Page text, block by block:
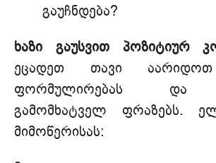
გაუჩნდება?
ხაზი გაუსვით პოზიტიურ
ეცადეთ თავი აარიდოთ
ფორმულირებას და
გამომხატველ ფრაზებს.
მიმოწერისას: